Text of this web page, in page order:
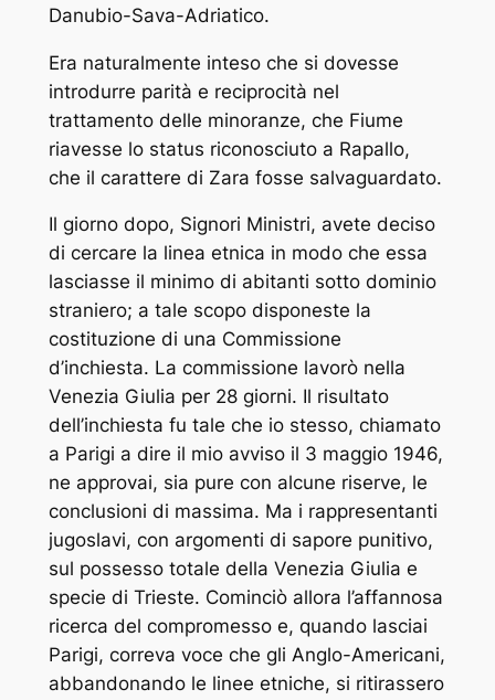
Danubio-Sava-Adriatico.
Era naturalmente inteso che si dovesse
introdurre parità e reciprocità nel
trattamento delle minoranze, che Fiume
riavesse lo status riconosciuto a Rapallo,
che il carattere di Zara fosse salvaguardato.
Il giorno dopo, Signori Ministri, avete deciso
di cercare la linea etnica in modo che essa
lasciasse il minimo di abitanti sotto dominio
straniero; a tale scopo disponeste la
costituzione di una Commissione
d’inchiesta. La commissione lavorò nella
Venezia Giulia per 28 giorni. Il risultato
dell’inchiesta fu tale che io stesso, chiamato
a Parigi a dire il mio avviso il 3 maggio 1946,
ne approvai, sia pure con alcune riserve, le
conclusioni di massima. Ma i rappresentanti
jugoslavi, con argomenti di sapore punitivo,
sul possesso totale della Venezia Giulia e
specie di Trieste. Cominciò allora l’affannosa
ricerca del compromesso e, quando lasciai
Parigi, correva voce che gli Anglo-Americani,
abbandonando le linee etniche, si ritirassero